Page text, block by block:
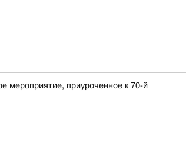
мероприятие, приуроченное к 70-й